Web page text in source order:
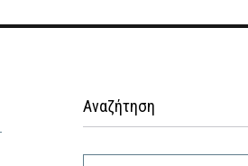
Αναζήτηση